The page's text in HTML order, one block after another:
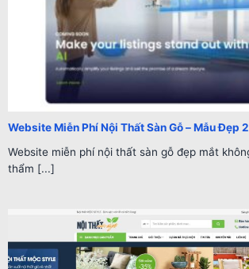
Website Miễn Phí Nội Thất Sàn Gỗ – Mẫu Đẹp
Website miễn phí nội thất sàn gỗ đẹp mắt
thẩm [...]